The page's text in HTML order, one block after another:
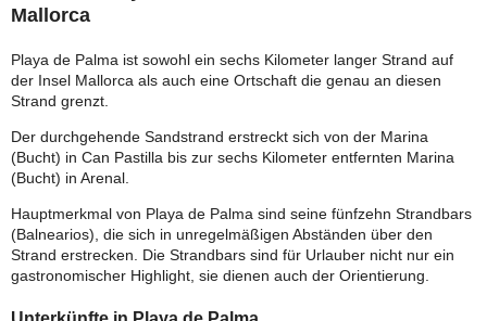
Mallorca
Playa de Palma ist sowohl ein sechs Kilometer langer Strand auf
der Insel Mallorca als auch eine Ortschaft die genau an diesen
Strand grenzt.
Der durchgehende Sandstrand erstreckt sich von der Marina
(Bucht) in Can Pastilla bis zur sechs Kilometer entfernten Marina
(Bucht) in Arenal.
Hauptmerkmal von Playa de Palma sind seine fünfzehn Strandbars
(Balnearios), die sich in unregelmäßigen Abständen über den
Strand erstrecken. Die Strandbars sind für Urlauber nicht nur ein
gastronomischer Highlight, sie dienen auch der Orientierung.